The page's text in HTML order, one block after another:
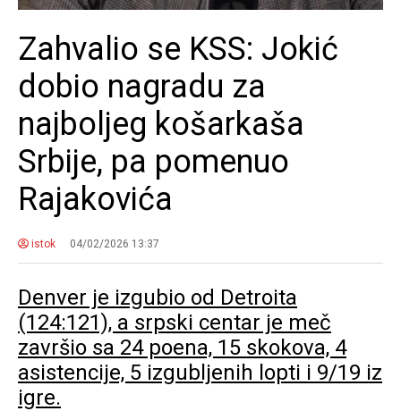
Zahvalio se KSS: Jokić
dobio nagradu za
najboljeg košarkaša
Srbije, pa pomenuo
Rajakovića
istok 04/02/2026 13:37
Denver je izgubio od Detroita
(124:121), a srpski centar je meč
završio sa 24 poena, 15 skokova, 4
asistencije, 5 izgubljenih lopti i 9/19 iz
igre.